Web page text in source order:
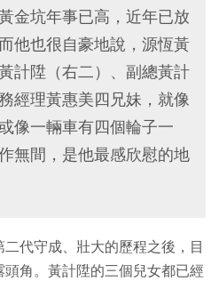
金坑年事已高，近年已放
他也很自豪地說，源恆黃
計陞（右二）、副總黃計
經理黃惠美四兄妹，就像
像一輛車有四個輪子一
無間，是他最感欣慰的地
代守成、壯大的歷程之後，目
角。黃計陞的三個兒女都已經